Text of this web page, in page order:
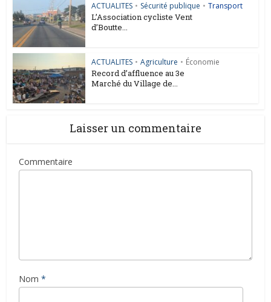
ACTUALITES • Sécurité publique • Transport
L’Association cycliste Vent
d’Boutte...
ACTUALITES • Agriculture • Économie
Record d’affluence au 3e
Marché du Village de...
Laisser un commentaire
Commentaire
Nom *